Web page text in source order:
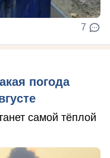
7
погода
самой тёплой